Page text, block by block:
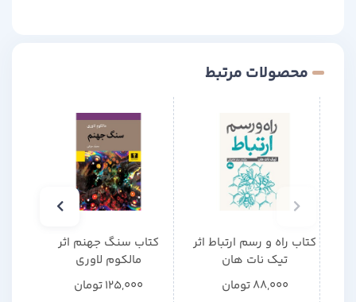
محصولات مرتبط
کتاب راه و رسم ارتباط اثر
تیک نات هان
88,000تومان
کتاب سنگ جهنم اثر
مالکوم لاوری
125,000تومان